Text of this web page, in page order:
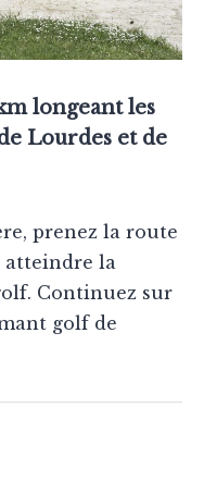
longeant les
Lourdes et de
prenez la route
atteindre la
Continuez sur
golf de